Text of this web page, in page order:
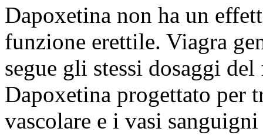
Dapoxetina non ha un
funzione erettile. Viagra
segue gli stessi dosaggi
Dapoxetina progettato per
vascolare e i vasi